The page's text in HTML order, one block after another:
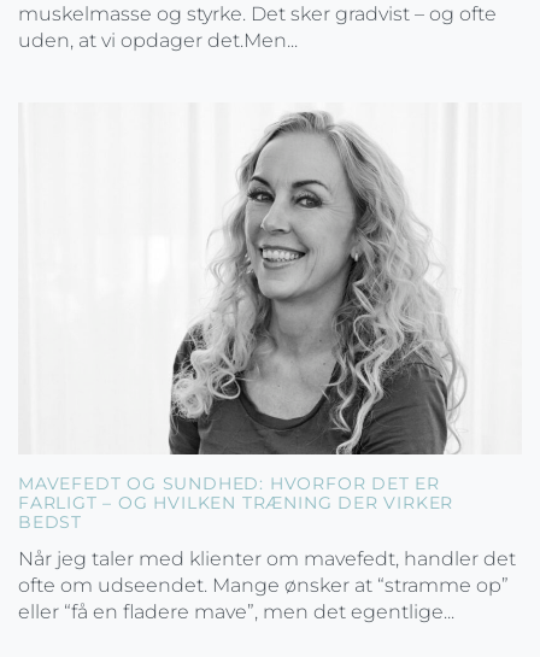
muskelmasse og styrke. Det sker gradvist – og ofte
uden, at vi opdager det.Men...
MAVEFEDT OG SUNDHED: HVORFOR DET ER
FARLIGT – OG HVILKEN TRÆNING DER VIRKER
BEDST
Når jeg taler med klienter om mavefedt, handler det
ofte om udseendet. Mange ønsker at “stramme op”
eller “få en fladere mave”, men det egentlige...